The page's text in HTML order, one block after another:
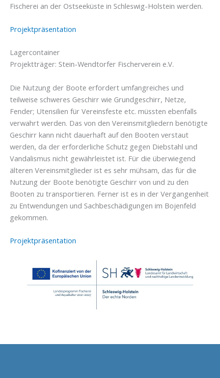
Fischerei an der Ostseeküste in Schleswig-Holstein werden.
Projektpräsentation
Lagercontainer
Projektträger: Stein-Wendtorfer Fischerverein e.V.
Die Nutzung der Boote erfordert umfangreiches und
teilweise schweres Geschirr wie Grundgeschirr, Netze,
Fender; Utensilien für Vereinsfeste etc. müssten ebenfalls
verwahrt werden. Das von den Vereinsmitgliedern benötigte
Geschirr kann nicht dauerhaft auf den Booten verstaut
werden, da der erforderliche Schutz gegen Diebstahl und
Vandalismus nicht gewährleistet ist. Für die überwiegend
älteren Vereinsmitglieder ist es sehr mühsam, das für die
Nutzung der Boote benötigte Geschirr von und zu den
Booten zu transportieren. Ferner ist es in der Vergangenheit
zu Entwendungen und Sachbeschädigungen im Bojenfeld
gekommen.
Projektpräsentation